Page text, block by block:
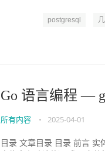
postgresql
Go 语言编程 —
所有内容 • 2025-04-01
目录 文章目录 目录 前言